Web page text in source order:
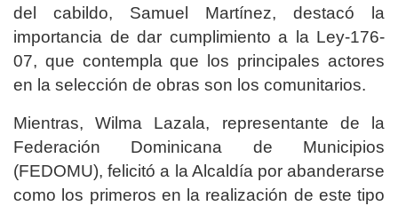
del cabildo, Samuel Martínez, destacó la
importancia de dar cumplimiento a la Ley-176-
07, que contempla que los principales actores
en la selección de obras son los comunitarios.
Mientras, Wilma Lazala, representante de la
Federación Dominicana de Municipios
(FEDOMU), felicitó a la Alcaldía por abanderarse
como los primeros en la realización de este tipo